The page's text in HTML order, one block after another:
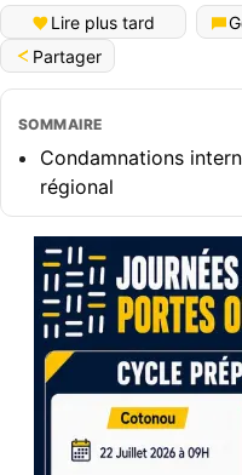
Lire plus tard
Partager
SOMMAIRE
Condamnations
régional